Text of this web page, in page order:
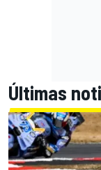
Últimas